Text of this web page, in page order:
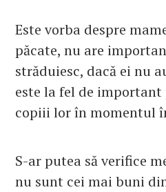
Este vorba despre
păcate, nu are
străduiesc, dacă ei nu
este la fel de
copiii lor în momentul
S-ar putea să verifice
nu sunt cei mai buni